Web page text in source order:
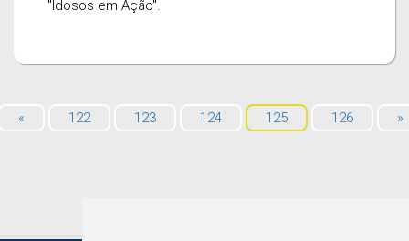
"Idosos em Ação".
« 122 123 124 125 126 »